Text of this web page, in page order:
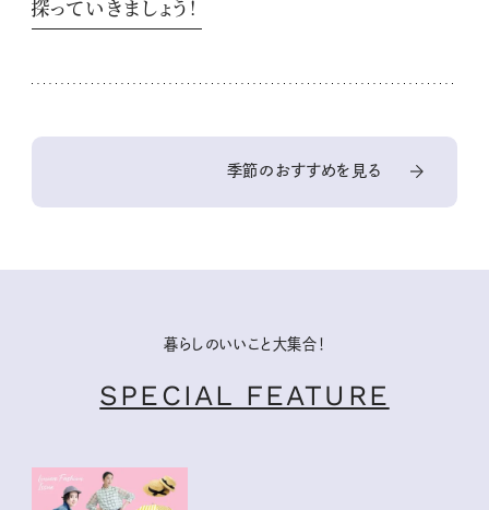
探っていきましょう！
季節のおすすめを見る
暮らしのいいこと大集合！
SPECIAL FEATURE